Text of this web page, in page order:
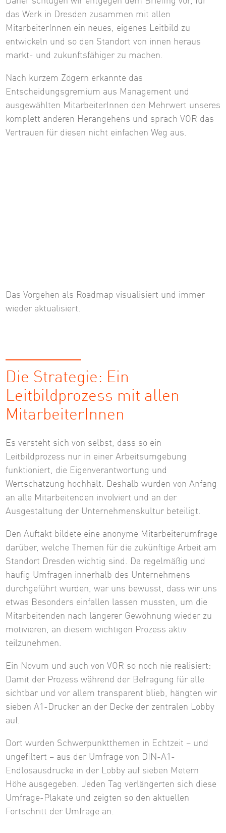
das Werk in Dresden zusammen mit allen
MitarbeiterInnen ein neues, eigenes Leitbild zu
entwickeln und so den Standort von innen heraus
markt- und zukunftsfähiger zu machen.
Nach kurzem Zögern erkannte das
Entscheidungsgremium aus Management und
ausgewählten MitarbeiterInnen den Mehrwert unseres
komplett anderen Herangehens und sprach VOR das
Vertrauen für diesen nicht einfachen Weg aus.
Das Vorgehen als Roadmap visualisiert und immer
wieder aktualisiert.
Die Strategie: Ein
Leitbildprozess mit allen
MitarbeiterInnen
Es versteht sich von selbst, dass so ein
Leitbildprozess nur in einer Arbeitsumgebung
funktioniert, die Eigenverantwortung und
Wertschätzung hochhält. Deshalb wurden von Anfang
an alle Mitarbeitenden involviert und an der
Ausgestaltung der Unternehmenskultur beteiligt.
Den Auftakt bildete eine anonyme Mitarbeiterumfrage
darüber, welche Themen für die zukünftige Arbeit am
Standort Dresden wichtig sind. Da regelmäßig und
häufig Umfragen innerhalb des Unternehmens
durchgeführt wurden, war uns bewusst, dass wir uns
etwas Besonders einfallen lassen mussten, um die
Mitarbeitenden nach längerer Gewöhnung wieder zu
motivieren, an diesem wichtigen Prozess aktiv
teilzunehmen.
Ein Novum und auch von VOR so noch nie realisiert:
Damit der Prozess während der Befragung für alle
sichtbar und vor allem transparent blieb, hängten wir
sieben A1-Drucker an der Decke der zentralen Lobby
auf.
Dort wurden Schwerpunktthemen in Echtzeit – und
ungefiltert – aus der Umfrage von DIN-A1-
Endlosausdrucke in der Lobby auf sieben Metern
Höhe ausgegeben. Jeden Tag verlängerten sich diese
Umfrage-Plakate und zeigten so den aktuellen
Fortschritt der Umfrage an.